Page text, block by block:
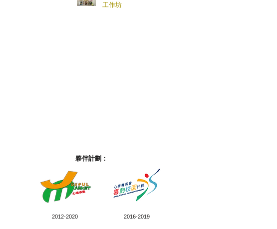
工作坊
夥伴計劃：
2012-2020 2016-2019